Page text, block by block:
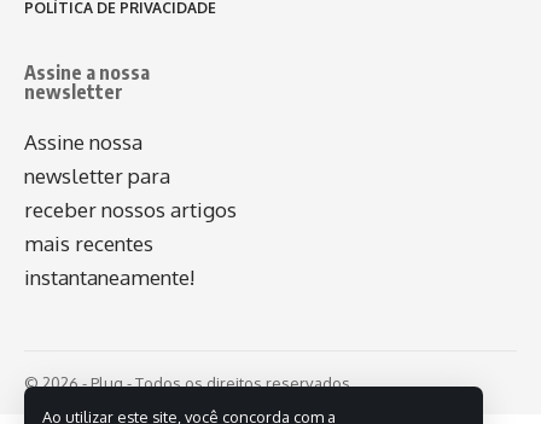
Ao utilizar este site, você concorda com a
POLÍTICA DE PRIVACIDADE
Assine a nossa
newsletter
Assine nossa
newsletter para
receber nossos artigos
mais recentes
instantaneamente!
© 2026 - Plug - Todos os direitos reservados.